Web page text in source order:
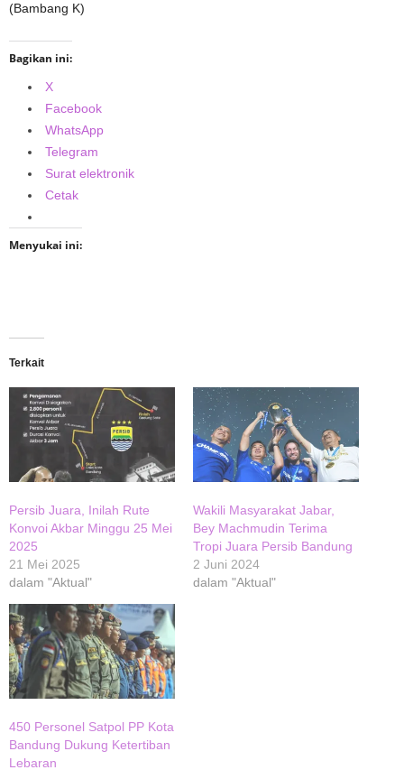
(Bambang K)
Bagikan ini:
X
Facebook
WhatsApp
Telegram
Surat elektronik
Cetak
Menyukai ini:
Terkait
Persib Juara, Inilah Rute
Konvoi Akbar Minggu 25 Mei
2025
21 Mei 2025
dalam "Aktual"
Wakili Masyarakat Jabar,
Bey Machmudin Terima
Tropi Juara Persib Bandung
2 Juni 2024
dalam "Aktual"
450 Personel Satpol PP Kota
Bandung Dukung Ketertiban
Lebaran